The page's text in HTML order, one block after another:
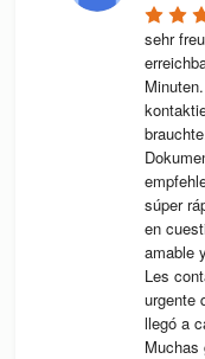
sehr
súper
en
amable
Les
urgente
llegó a
Muchas